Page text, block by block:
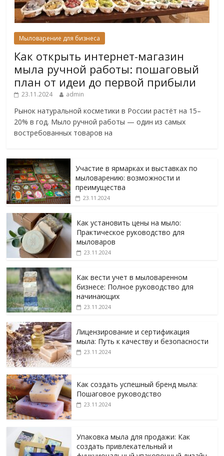
Мыловарение для бизнеса
Как открыть интернет-магазин
мыла ручной работы: пошаговый
план от идеи до первой прибыли
23.11.2024 admin
Рынок натуральной косметики в России растёт на 15–
20% в год. Мыло ручной работы — один из самых
востребованных товаров на
Участие в ярмарках и выставках по
мыловарению: возможности и
преимущества
23.11.2024
Как установить цены на мыло:
Практическое руководство для
мыловаров
23.11.2024
Как вести учет в мыловаренном
бизнесе: Полное руководство для
начинающих
23.11.2024
Лицензирование и сертификация
мыла: Путь к качеству и безопасности
23.11.2024
Как создать успешный бренд мыла:
Пошаговое руководство
23.11.2024
Упаковка мыла для продажи: Как
создать привлекательный и